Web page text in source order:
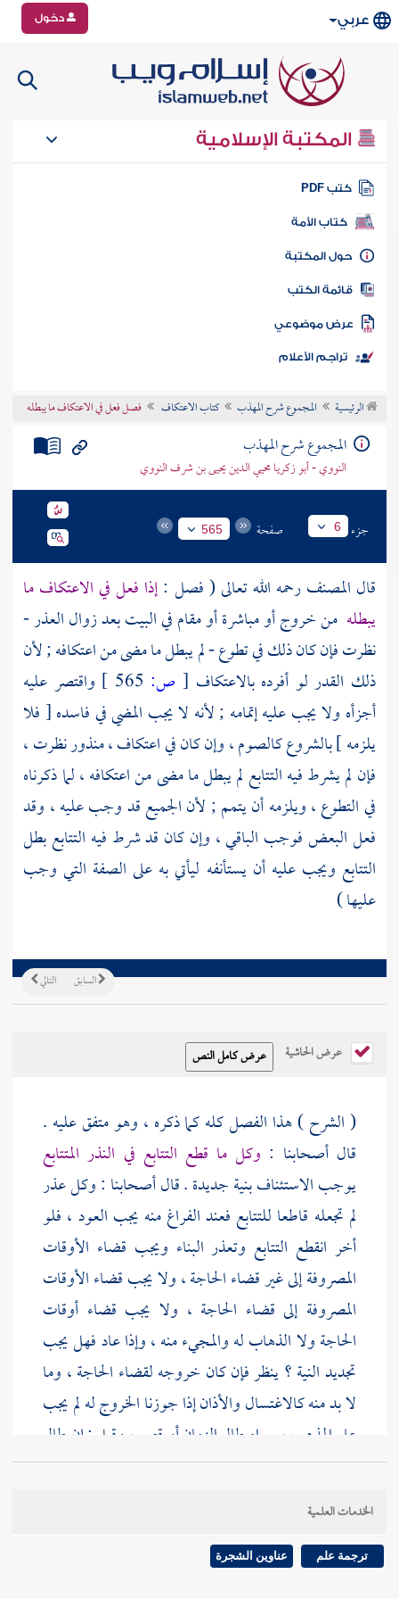
عربي دخول
المكتبة الإسلامية
كتب PDF
كتاب الأمة
المكتبة
الكتب
موضوعي
تراجم الأعلام
الرئيسية المجموع شرح المهذب كتاب الاعتكاف فصل فعل في الاعتكاف ما يبطله
المجموع شرح المهذب
النووي - أبو زكريا محيي الدين يحيى بن شرف النووي
جزء 6 صفحة 565
قال المصنفرحمه الله تعالى ( فصل :إذا فعل في الاعتكاف ما
يبطله من خروج أو مباشرة أو مقام في البيت بعد زوال العذر -
نظرت فإن كان ذلك في تطوع - لم يبطل ما مضى من اعتكافه ; لأن
ذلك القدر لو أفرده بالاعتكاف [ ص:
واقتصر عليه
أجزأه ولا يجب عليه إتمامه ; لأنه لا يجب المضي في فاسده [ فلا
يلزمه ] بالشروع كالصوم ، وإن كان في اعتكاف ، منذور نظرت ،
فإن لم يشرط فيه التتابع لم يبطل ما مضى من اعتكافه ، لما ذكرناه
في التطوع ، ويلزمه أن يتمم ; لأن الجميع قد وجب عليه ، وقد
فعل البعض فوجب الباقي ، وإن كان قد شرط فيه التتابع بطل
التتابع ويجب عليه أن يستأنفه ليأتي به على الصفة التي وجب
عليها )
التالي السابق
عرض الحاشية
( الشرح ) هذا الفصل كله كما ذكره ، وهو متفق عليه .
قال أصحابنا : وكل ما قطع التتابع في النذر المتتابع
يوجب الاستئناف بنية جديدة . قال أصحابنا : وكل عذر
لم تجعله قاطعا للتتابع فعند الفراغ منه يجب العود ، فلو
أخر انقطع التتابع وتعذر البناء ويجب قضاء الأوقات
المصروفة إلى غير قضاء الحاجة ، ولا يجب قضاء الأوقات
المصروفة إلى قضاء الحاجة ، ولا يجب قضاء أوقات
الحاجة ولا الذهاب له والمجيء منه ، وإذا عاد فهل يجب
تجديد النية ؟ ينظر فإن كان خروجه لقضاء الحاجة ، وما
لا بد منه كالاغتسال والأذان إذا جوزنا الخروج له لم يجب
على المذهب ، سواء طال الزمان أو قصر ، وقيل : إن طال
الزمان ففي وجوب تجديدها وجهان ، وقد سبق بيانه .
وأما ما له منه بد ففيه وجهان : ( أحدهما ) يجب تجديدها ;
لأنه ليس ضروريا .الخدمات العلمية
ترجمة علم عناوين الشجرة